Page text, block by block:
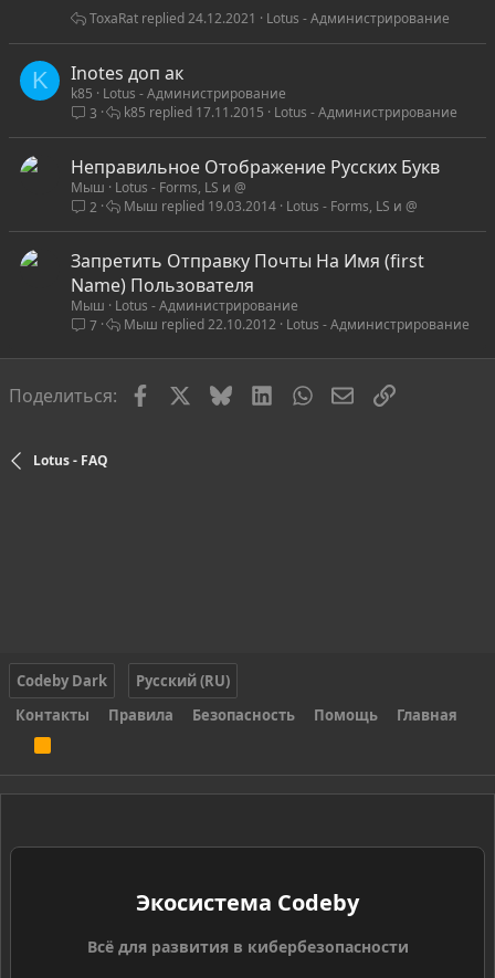
Lotus - Администрирование
24.12.2021
ToxaRat
K Inotes доп ак
k85
Lotus - Администрирование
3
Lotus - Администрирование
17.11.2015
k85
Неправильное Отображение Русских Букв
Мыш
Lotus - Forms, LS и @
2
Lotus - Forms, LS и @
19.03.2014
Мыш
Запретить Отправку Почты На Имя (first
Name) Пользователя
Мыш
Lotus - Администрирование
7
Lotus - Администрирование
22.10.2012
Мыш
Поделиться: FacebookBlueskyLinkedInWhatsAppЭлектронная
Ссылка
Lotus - FAQ
Codeby Dark
Русский (RU)
Контакты
Правила Безопасность Помощь Главная
S
Экосистема Codeby
Всё для развития в кибербезопасности